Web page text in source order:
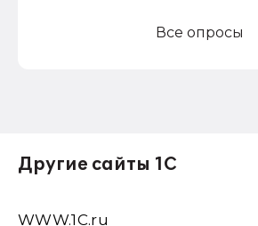
Все опросы
Другие сайты 1С
WWW.1С.ru